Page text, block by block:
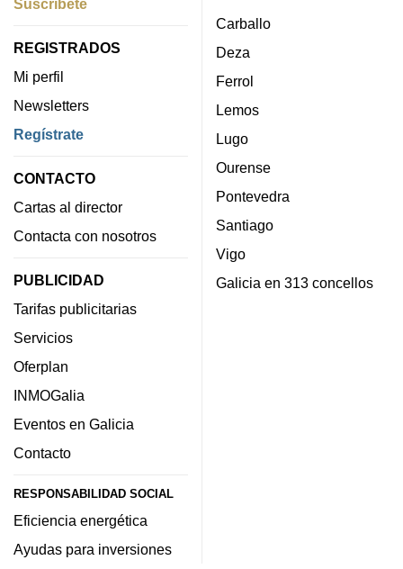
Suscríbete
REGISTRADOS
Mi perfil
Newsletters
Regístrate
CONTACTO
Cartas al director
Contacta con nosotros
PUBLICIDAD
Tarifas publicitarias
Servicios
Oferplan
INMOGalia
Eventos en Galicia
Contacto
RESPONSABILIDAD SOCIAL
Eficiencia energética
Ayudas para inversiones
Carballo
Deza
Ferrol
Lemos
Lugo
Ourense
Pontevedra
Santiago
Vigo
Galicia en 313 concellos